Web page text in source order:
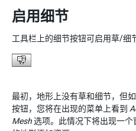
启用细节
工具栏上的细节按钮可启用草/细
最初，地形上没有草和细节，但
按钮，您将在出现的菜单上看到
Mesh选项。此情况下将出现一个